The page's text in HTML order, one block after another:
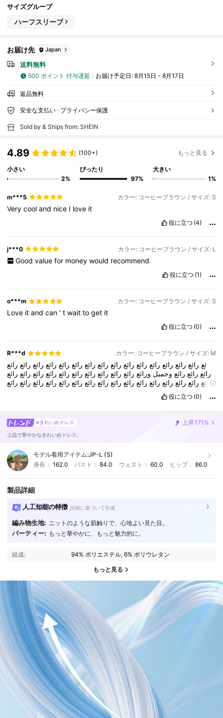
サイズグループ
ハーフスリーブ
お届け先 Japan
送料無料
500 ポイント 付与遅延 お届け予定日: 8月15日 - 8月17日
返品無料
安全な支払い · プライバシー保護
Sold by & Ships from: SHEIN
4.89 (100+) もっと見る
小さい
2%
ぴったり
97%
大きい
1%
m***5 カラー: コーヒーブラウン / サイズ: S
Verycooland nice I love it
役に立つ (4)
j***0 カラー: コーヒーブラウン / サイズ: L
Good value for money would recommend
役に立つ (1)
o***m カラー: コーヒーブラウン / サイズ: S
Love itandcan 'twaittoget it
役に立つ (0)
R***d カラー: コーヒーブラウン / サイズ: M
ئع رائع رائع رائع رائع رائع رائع رائع رائع رائع رائع رائع رائع رائع رائع رائع
رائع رائع رائع وجميل ورائع رائع رائع رائع رائع رائع رائع رائع رائع رائع رائع
رائع رائع رائع رائع رائع رائع رائع رائع رائع رائع رائع رائع رائع رائع رائع رائع
رائعرائعرائعرائع
رائعرائع رائع رائع رائع رائعرائعرائع
رائع رائعرائع رائعرائع رائع رائعرائعرائع
رائعرائعرائعرائع
役に立つ (0)
#きれいめドレス 上昇171%
上品で華やかなきれいめドレス。
モデル着用アイテム:JP-L (S)
身長： 162.0 バスト：84.0 ウェスト： 60.0 ヒップ： 86.0
製品詳細
人工知能の特徴 詳細に基づいて作成
編み物生地: ニットのような肌触りで、心地よい見た目。
パーティー: もっと華やかに、もっと魅力的に。
組成: 94% ポリエステル, 6% ポリウレタン
もっと見る